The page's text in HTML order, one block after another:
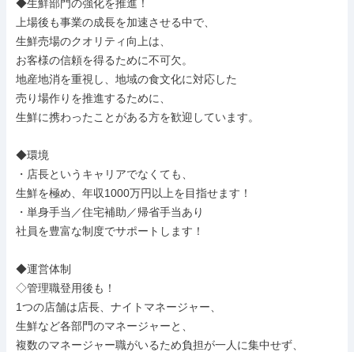
◆生鮮部門の強化を推進！
上場後も事業の成長を加速させる中で、
生鮮売場のクオリティ向上は、
お客様の信頼を得るために不可欠。
地産地消を重視し、地域の食文化に対応した
売り場作りを推進するために、
生鮮に携わったことがある方を歓迎しています。
◆環境
・店長というキャリアでなくても、
生鮮を極め、年収1000万円以上を目指せます！
・単身手当／住宅補助／帰省手当あり
社員を豊富な制度でサポートします！
◆運営体制
◇管理職登用後も！
1つの店舗は店長、ナイトマネージャー、
生鮮など各部門のマネージャーと、
複数のマネージャー職がいるため負担が一人に集中せず、